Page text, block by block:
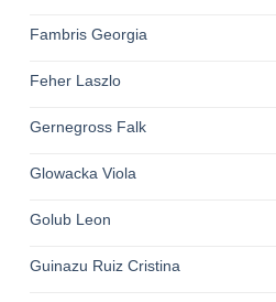
Fambris Georgia
Feher Laszlo
Gernegross Falk
Glowacka Viola
Golub Leon
Guinazu Ruiz Cristina